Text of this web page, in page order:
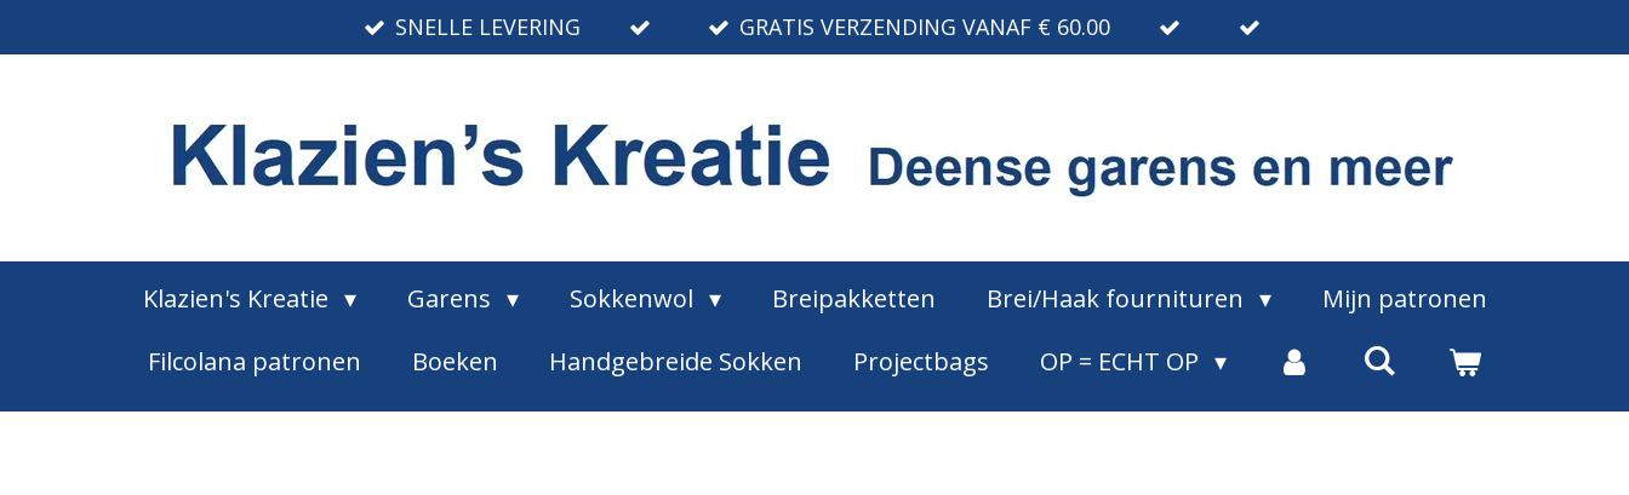
direct
SNELLE LEVERING GRATIS VERZENDING VANAF € 60.00
Klazien's Kreatie Garens Sokkenwol Breipakketten Brei/Haak fournituren
Mijn patronen
Filcolana patronen
Boeken Handgebreide Sokken Projectbags OP = ECHT OP